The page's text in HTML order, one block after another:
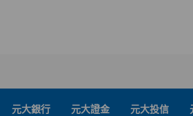
元大銀行 元大證金 元大投信